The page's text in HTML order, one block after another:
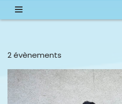
2 évènements